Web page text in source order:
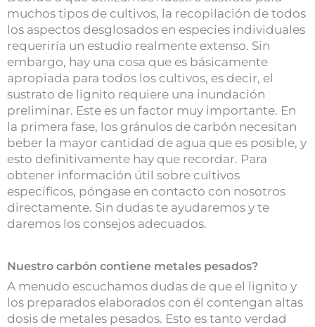
muchos tipos de cultivos, la recopilación de todos
los aspectos desglosados ​​en especies individuales
requeriría un estudio realmente extenso. Sin
embargo, hay una cosa que es básicamente
apropiada para todos los cultivos, es decir, el
sustrato de lignito requiere una inundación
preliminar. Este es un factor muy importante. En
la primera fase, los gránulos de carbón necesitan
beber la mayor cantidad de agua que es posible, y
esto definitivamente hay que recordar. Para
obtener información útil sobre cultivos
específicos, póngase en contacto con nosotros
directamente. Sin dudas te ayudaremos y te
daremos los consejos adecuados.
Nuestro carbón contiene metales pesados?
A menudo escuchamos dudas de que el lignito y
los preparados elaborados con él contengan altas
dosis de metales pesados. Esto es tanto verdad